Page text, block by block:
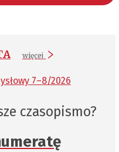
więcej
czasopismo?